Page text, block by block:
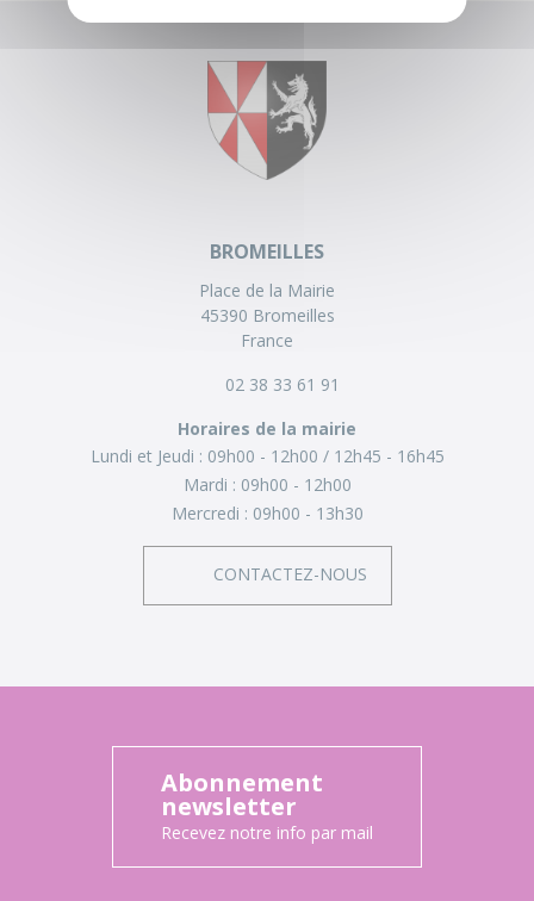
BROMEILLES
Place de la Mairie
45390 Bromeilles
France
02 38 33 61 91
Horaires de la mairie
Lundi et Jeudi : 09h00 - 12h00
12h45 - 16h45
Mardi : 09h00 - 12h00
Mercredi : 09h00 - 13h30
CONTACTEZ-NOUS
Abonnement
newsletter
Recevez notre info par mail